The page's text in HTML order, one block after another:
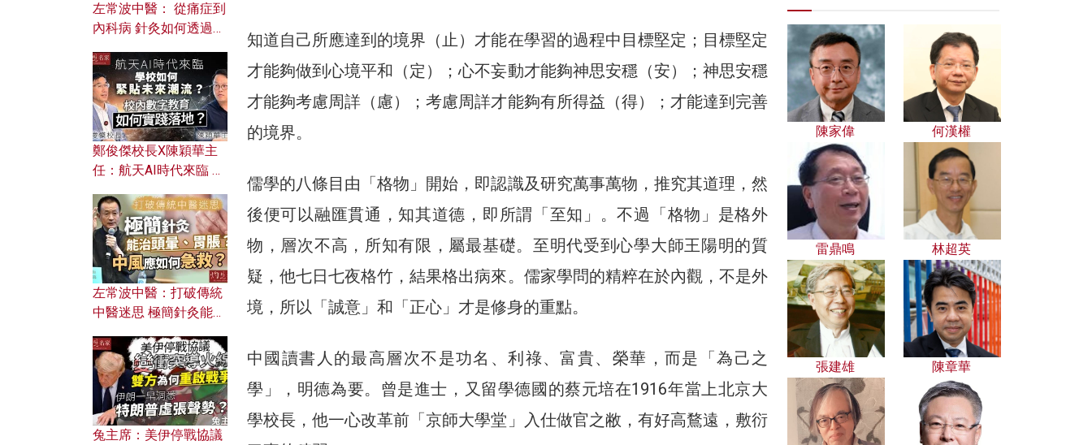
知道自己所應達到的境界（止）才能在學習的過程中目標堅定；目標堅定
才能夠做到心境平和（定）；心不妄動才能夠神思安穩（安）；神思安穩
才能夠考慮周詳（慮）；考慮周詳才能夠有所得益（得）；才能達到完善
的境界。
儒學的八條目由「格物」開始，即認識及研究萬事萬物，推究其道理，然
後便可以融匯貫通，知其道德，即所謂「至知」。不過「格物」是格外
物，層次不高，所知有限，屬最基礎。至明代受到心學大師王陽明的質
疑，他七日七夜格竹，結果格出病來。儒家學問的精粹在於內觀，不是外
境，所以「誠意」和「正心」才是修身的重點。
中國讀書人的最高層次不是功名、利祿、富貴、榮華，而是「為己之
學」，明德為要。曾是進士，又留學德國的蔡元培在1916年當上北京大
學校長，他一心改革前「京師大學堂」入仕做官之敝，有好高鶩遠，敷衍
左常波中醫： 從痛症到
內科病 針灸如何透過解
鄭俊傑校長X陳穎華主
任：航天AI時代來臨 學
校內數字教育如何實踐
落地？
左常波中醫：打破傳統
中醫迷思 極簡針灸能治
何急救？
兔主席：美伊停戰協議
陳家偉 何漢權
雷鼎鳴 林超英
張建雄 陳章華